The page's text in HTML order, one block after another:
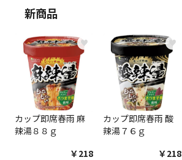
新商品
♥
カップ即席春雨 麻
辣湯８８ｇ
￥218
♥
カップ即席春雨 酸
辣湯７６ｇ
￥218